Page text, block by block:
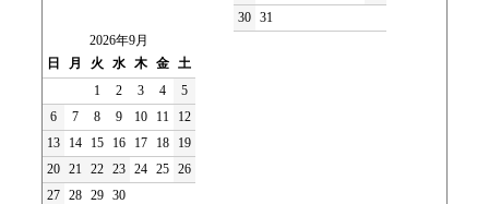
30 31
2026年9月
日
月 火 水 木 金 土
1
2 3 4
5
6
7 8 9 10 11
12
13
14 15 16 17 18
19
20 21 22 23 24 25 26
27 28 29 30